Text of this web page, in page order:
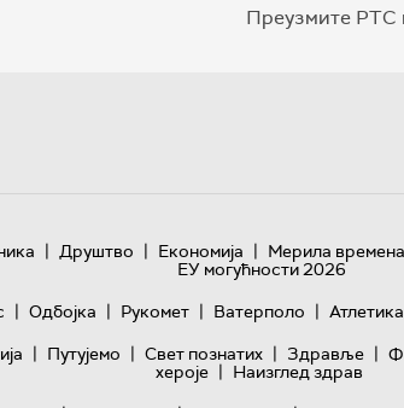
Преузмите РТС
| Друштво | Економија | Мерила времена
ЕУ могућности 2026
| Одбојка | Рукомет | Ватерполо | Атлетика
| Путујемо | Свет познатих | Здравље |
хероје | Наизглед здрав